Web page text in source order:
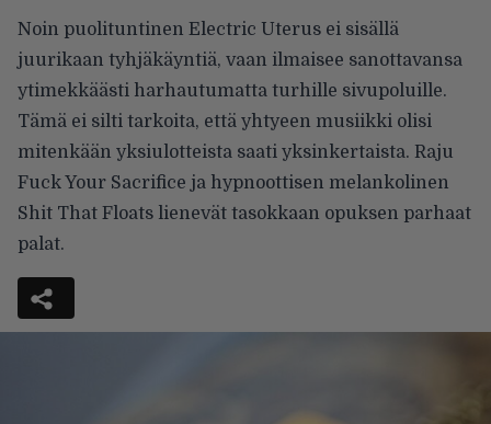
Noin puolituntinen Electric Uterus ei sisällä
juurikaan tyhjäkäyntiä, vaan ilmaisee sanottavansa
ytimekkäästi harhautumatta turhille sivupoluille.
Tämä ei silti tarkoita, että yhtyeen musiikki olisi
mitenkään yksiulotteista saati yksinkertaista. Raju
Fuck Your Sacrifice ja hypnoottisen melankolinen
Shit That Floats lienevät tasokkaan opuksen parhaat
palat.